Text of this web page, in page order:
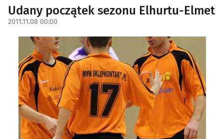
Udany początek sezonu Elhurtu-Elmet
2011.11.08 00:00